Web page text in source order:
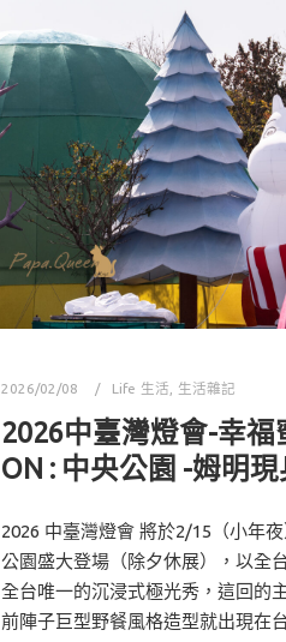
2026/02/08 Life 生活 生活雜記
2026中臺灣燈會-幸
ON : 中央公園 -姆明現
2026 中臺灣燈會 將於2/15（小年
公園盛大登場（除夕休展），以全
全台唯一的沉浸式極光秀，這回的
前陣子巨型野餐風格造型就出現在